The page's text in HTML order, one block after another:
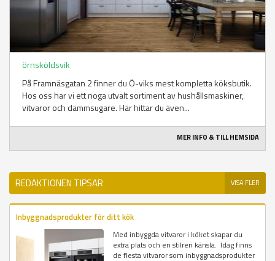
örnsköldsvik
På Framnäsgatan 2 finner du Ö-viks mest kompletta köksbutik.
Hos oss har vi ett noga utvalt sortiment av hushållsmaskiner,
vitvaror och dammsugare. Här hittar du även...
MER INFO & TILL HEMSIDA
REDAKTIONEN TIPSAR VISA FLER
Inbyggnadsprodukter för ditt kök
Med inbyggda vitvaror i köket skapar du
extra plats och en stilren känsla. Idag finns
de flesta vitvaror som inbyggnadsprodukter